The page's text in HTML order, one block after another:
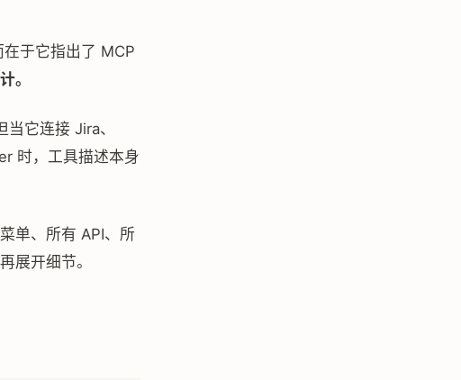
于它指出了 MCP
。
它连接 Jira、
时，工具描述本身
单、所有 API、所
展开细节。